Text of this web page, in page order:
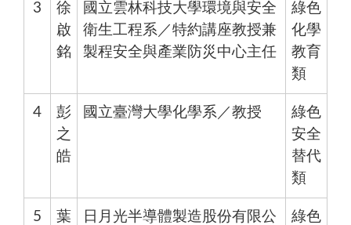
3
徐
啟
銘
國立雲林科技大學環境與安全
衛生工程系／特約講座教授兼
製程安全與產業防災中心主任
綠色
化學
教育
類
4
彭
之
皓
國立臺灣大學化學系／教授
綠色
安全
替代
類
5
葉
日月光半導體製造股份有限公
綠色